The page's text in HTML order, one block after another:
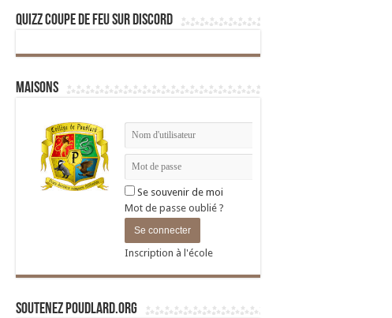
Quizz Coupe de Feu sur Discord
Maisons
Se souvenir de moi
Mot de passe oublié ?
Inscription à l'école
Soutenez Poudlard.org